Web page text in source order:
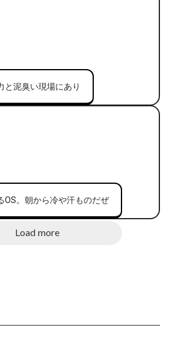
と泥臭い現場にあり
。朝から冷や汗ものだぜ
Load more